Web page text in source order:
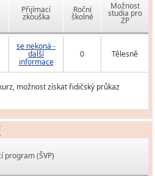
Přijímací
zkouška
Roční
školné
Možnost
studia pro
ZP
se nekoná -
další
informace
0 Tělesně
možnost získat řidičský průkaz
program (ŠVP)